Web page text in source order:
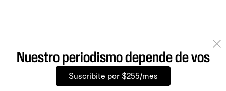
Nuestro periodismo depende de vos
Suscribite por $255/mes